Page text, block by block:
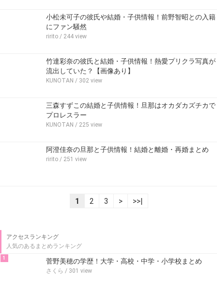
小松未可子の彼氏や結婚・子供情報！前野智昭との入籍
にファン騒然
ririto / 244 view
竹達彩奈の彼氏と結婚・子供情報！熱愛プリクラ写真が
流出していた？【画像あり】
KUNOTAN / 302 view
三森すずこの結婚と子供情報！旦那はオカダカズチカで
プロレスラー
KUNOTAN / 225 view
阿澄佳奈の旦那と子供情報！結婚と離婚・再婚まとめ
ririto / 251 view
1 2 3 > >>|
アクセスランキング
人気のあるまとめランキング
1 菅野美穂の学歴！大学・高校・中学・小学校まとめ
さくら / 301 view